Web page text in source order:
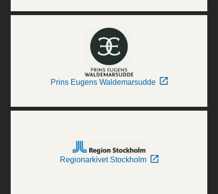
Prins Eugens Waldemarsudde
Regionarkivet Stockholm